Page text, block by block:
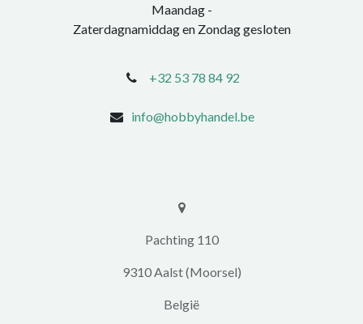
Maandag -
Zaterdagnamiddag en Zondag gesloten
+32 53 78 84 92
info@hobbyhandel.be
​​Pachting 110
9310 Aalst (Moorsel)
​België